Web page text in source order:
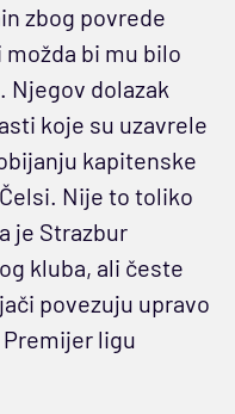
zbog povrede
bi mu bilo
Njegov dolazak
koje su uzavrele
kapitenske
Nije to toliko
je Strazbur
kluba, ali česte
povezuju upravo
Premijer ligu